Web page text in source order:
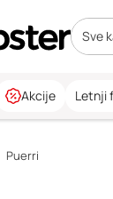
Sve
Akcije Letnji
Puerri